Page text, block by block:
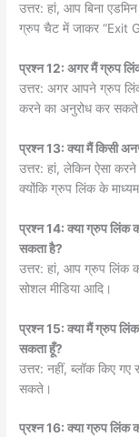
उत्तर: हां, आप बिना
ग्रुप चैट में जाकर “Exit
प्रश्न 12: अगर मैं ग्रुप
उत्तर: अगर आपने ग्रुप
करने का अनुरोध कर सकते
प्रश्न 13: क्या मैं किसी
उत्तर: हां, लेकिन ऐसा
क्योंकि ग्रुप लिंक के
प्रश्न 14: क्या ग्रुप लिंक
सकता है?
उत्तर: हां, आप ग्रुप लिंक
सोशल मीडिया आदि।
प्रश्न 15: क्या मैं ग्रुप
सकता हूँ?
उत्तर: नहीं, ब्लॉक किए
सकते।
प्रश्न 16: क्या ग्रुप लिंक